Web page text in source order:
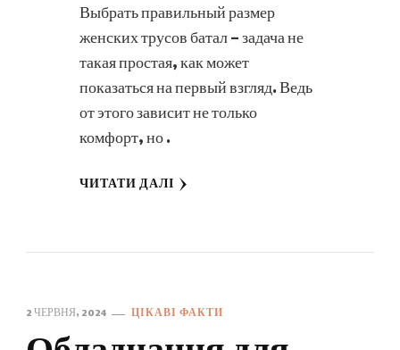
Выбрать правильный размер
женских трусов батал – задача не
такая простая, как может
показаться на первый взгляд. Ведь
от этого зависит не только
комфорт, но …
ЧИТАТИ ДАЛІ
2 ЧЕРВНЯ, 2024 ЦІКАВІ ФАКТИ